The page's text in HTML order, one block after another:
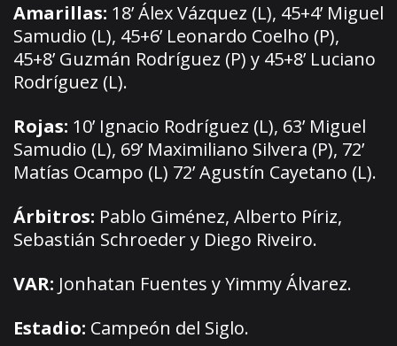
Amarillas: 18’ Álex Vázquez (L), 45+4’ Miguel
Samudio (L), 45+6’ Leonardo Coelho (P),
45+8’ Guzmán Rodríguez (P) y 45+8’ Luciano
Rodríguez (L).
Rojas: 10’ Ignacio Rodríguez (L), 63’ Miguel
Samudio (L), 69’ Maximiliano Silvera (P), 72’
Matías Ocampo (L) 72’ Agustín Cayetano (L).
Árbitros: Pablo Giménez, Alberto Píriz,
Sebastián Schroeder y Diego Riveiro.
VAR: Jonhatan Fuentes y Yimmy Álvarez.
Estadio: Campeón del Siglo.